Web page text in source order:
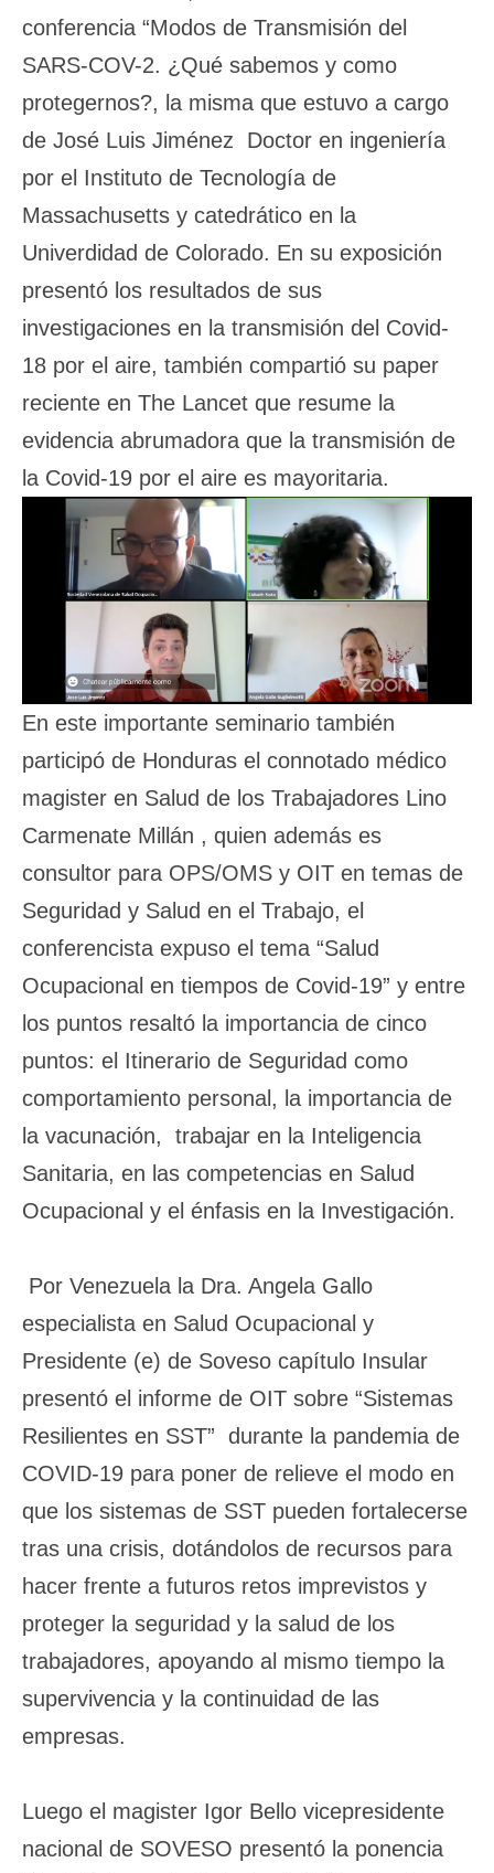
conferencia “Modos de Transmisión del
SARS-COV-2. ¿Qué sabemos y como
protegernos?, la misma que estuvo a cargo
de José Luis Jiménez Doctor en ingeniería
por el Instituto de Tecnología de
Massachusetts y catedrático en la
Univerdidad de Colorado. En su exposición
presentó los resultados de sus
investigaciones en la transmisión del Covid-
18 por el aire, también compartió su paper
reciente en The Lancet que resume la
evidencia abrumadora que la transmisión de
la Covid-19 por el aire es mayoritaria.
En este importante seminario también
participó de Honduras el connotado médico
magister en Salud de los Trabajadores Lino
Carmenate Millán , quien además es
consultor para OPS/OMS y OIT en temas de
Seguridad y Salud en el Trabajo, el
conferencista expuso el tema “Salud
Ocupacional en tiempos de Covid-19” y entre
los puntos resaltó la importancia de cinco
puntos: el Itinerario de Seguridad como
comportamiento personal, la importancia de
la vacunación, trabajar en la Inteligencia
Sanitaria, en las competencias en Salud
Ocupacional y el énfasis en la Investigación.
Por Venezuela la Dra. Angela Gallo
especialista en Salud Ocupacional y
Presidente (e) de Soveso capítulo Insular
presentó el informe de OIT sobre “Sistemas
Resilientes en SST” durante la pandemia de
COVID-19 para poner de relieve el modo en
que los sistemas de SST pueden fortalecerse
tras una crisis, dotándolos de recursos para
hacer frente a futuros retos imprevistos y
proteger la seguridad y la salud de los
trabajadores, apoyando al mismo tiempo la
supervivencia y la continuidad de las
empresas.
Luego el magister Igor Bello vicepresidente
nacional de SOVESO presentó la ponencia